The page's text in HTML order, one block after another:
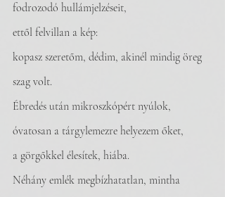
fodrozodó hullámjelzéseit,
ettől felvillan a kép:
kopasz szeretőm, dédim, akinél mindig öreg
szag volt.
Ébredés után mikroszkópért nyúlok,
óvatosan a tárgylemezre helyezem őket,
a görgőkkel élesítek, hiába.
Néhány emlék megbízhatatlan, mintha